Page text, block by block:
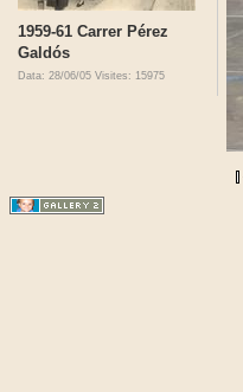
1959-61 Carrer Pérez
Galdós
Data: 28/06/05 Visites: 15975